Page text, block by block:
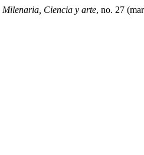
Milenaria, Ciencia y arte, no. 27